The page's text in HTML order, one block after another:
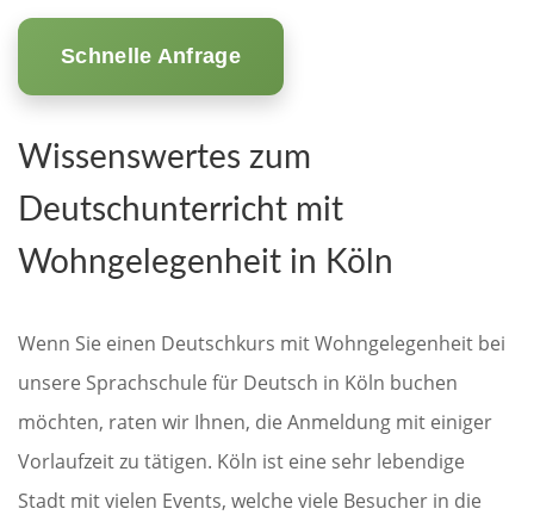
Schnelle Anfrage
Wissenswertes zum
Deutschunterricht mit
Wohngelegenheit in Köln
Wenn Sie einen Deutschkurs mit Wohngelegenheit bei
unsere Sprachschule für Deutsch in Köln buchen
möchten, raten wir Ihnen, die Anmeldung mit einiger
Vorlaufzeit zu tätigen. Köln ist eine sehr lebendige
Stadt mit vielen Events, welche viele Besucher in die